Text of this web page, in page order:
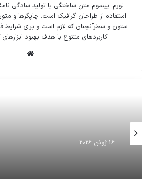
لورم ایپسوم متن ساختگی با تولید سادگی
استفاده از طراحان گرافیک است. چاپگرها و
ستون و سطرآنچنان که لازم است و برای شرایط
کاربردهای متنوع با هدف بهبود
16 ژوئن 2026